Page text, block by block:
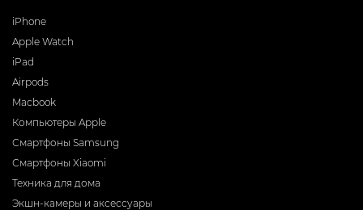
iPhone
Apple Watch
iPad
Airpods
Macbook
Компьютеры Apple
Смартфоны Samsung
Смартфоны Xiaomi
Техника для дома
Экшн-камеры и аксессуары